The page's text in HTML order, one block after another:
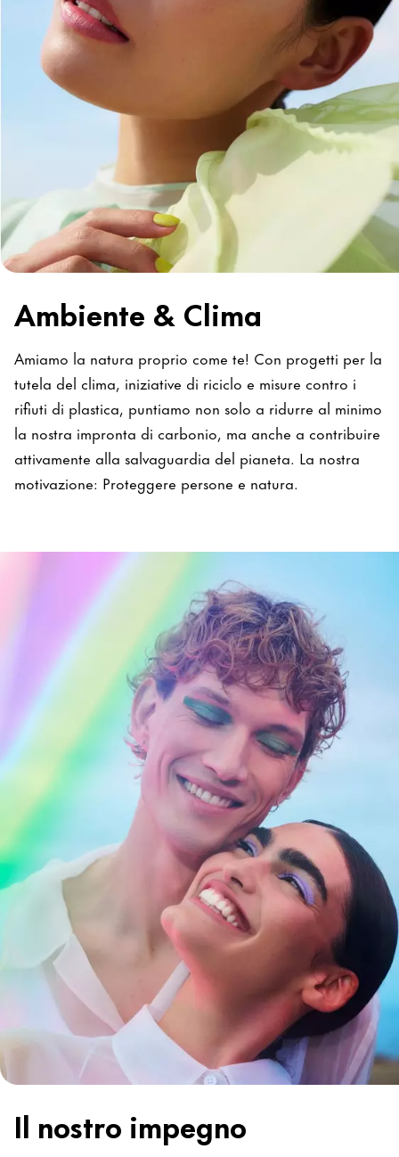
Ambiente & Clima
Amiamo la natura proprio come te! Con progetti per la
tutela del clima, iniziative di riciclo e misure contro i
rifiuti di plastica, puntiamo non solo a ridurre al minimo
la nostra impronta di carbonio, ma anche a contribuire
attivamente alla salvaguardia del pianeta. La nostra
motivazione: Proteggere persone e natura.
Il nostro impegno